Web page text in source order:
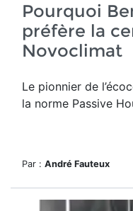
Pourquoi
préfère la
Novoclimat
Le pionnier de
la norme Passive
Par : André Fauteux